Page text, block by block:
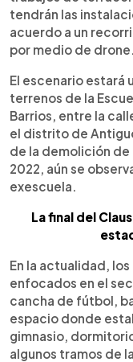
tendrán las
acuerdo a un
por medio de drone.
El escenario estará
terrenos de la
Barrios, entre la
el distrito de
de la demolición
2022, aún se
exescuela.
La final del
En la actualidad,
enfocados en el
cancha de fútbol,
espacio donde
gimnasio,
algunos tramos de